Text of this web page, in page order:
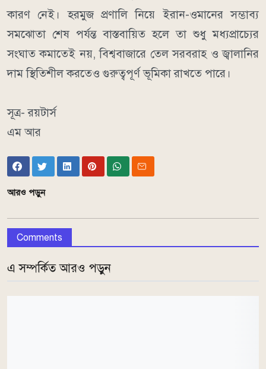
কারণ নেই।হরমুজ প্রণালি নিয়ে ইরান-ওমানের সম্ভাব্য
সমঝোতা শেষ পর্যন্ত বাস্তবায়িত হলে তা শুধু মধ্যপ্রাচ্যের
সংঘাত কমাতেই নয়, বিশ্ববাজারে তেল সরবরাহ ও জ্বালানির
দাম স্থিতিশীল করতেও গুরুত্বপূর্ণ ভূমিকা রাখতে পারে।
সূত্র- রয়টার্স
এম আর
আরও পড়ুন
Comments
এ সম্পর্কিত আরও পড়ুন